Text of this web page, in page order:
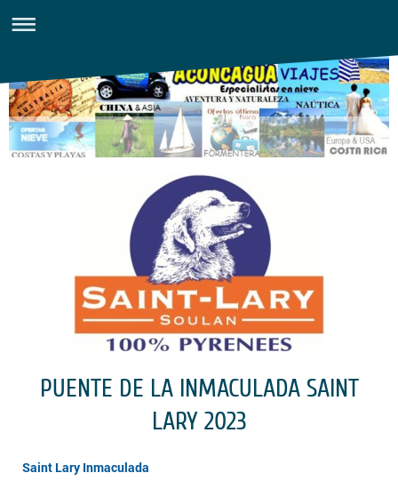
PUENTE DE LA INMACULADA SAINT
LARY 2023
Saint Lary Inmaculada